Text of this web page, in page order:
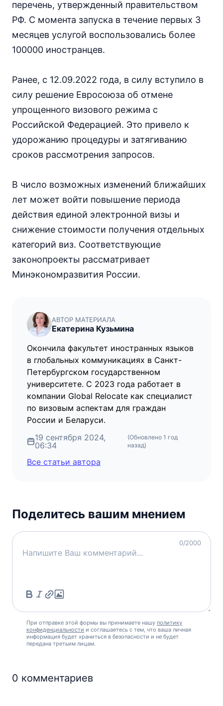
перечень, утвержденный правительством
РФ. С момента запуска в течение первых 3
месяцев услугой воспользовались более
100000 иностранцев.
Ранее, с 12.09.2022 года, в силу вступило в
силу решение Евросоюза об отмене
упрощенного визового режима с
Российской Федерацией. Это привело к
удорожанию процедуры и затягиванию
сроков рассмотрения запросов.
В число возможных изменений ближайших
лет может войти повышение периода
действия единой электронной визы и
снижение стоимости получения отдельных
категорий виз. Соответствующие
законопроекты рассматривает
Минэкономразвития России.
АВТОР МАТЕРИАЛА
Екатерина Кузьмина
Окончила факультет иностранных языков
в глобальных коммуникациях в Санкт-
Петербургском государственном
университете. С 2023 года работает в
компании Global Relocate как специалист
по визовым аспектам для граждан
России и Беларуси.
19 сентября 2024,
06:34
(Обновлено 1 год
назад)
Все статьи автора
Поделитесь вашим мнением
0/2000
При отправке этой формы вы принимаете нашу политику
конфиденциальности и соглашаетесь с тем, что ваша личная
информация будет храниться в безопасности и не будет
передана третьим лицам.
0 комментариев